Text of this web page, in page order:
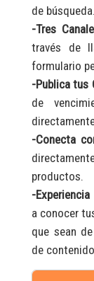
de búsqueda.
-Tres
través de
formulario
-Publica tus
de
-Conecta
productos.
-
a conocer
que sean
de